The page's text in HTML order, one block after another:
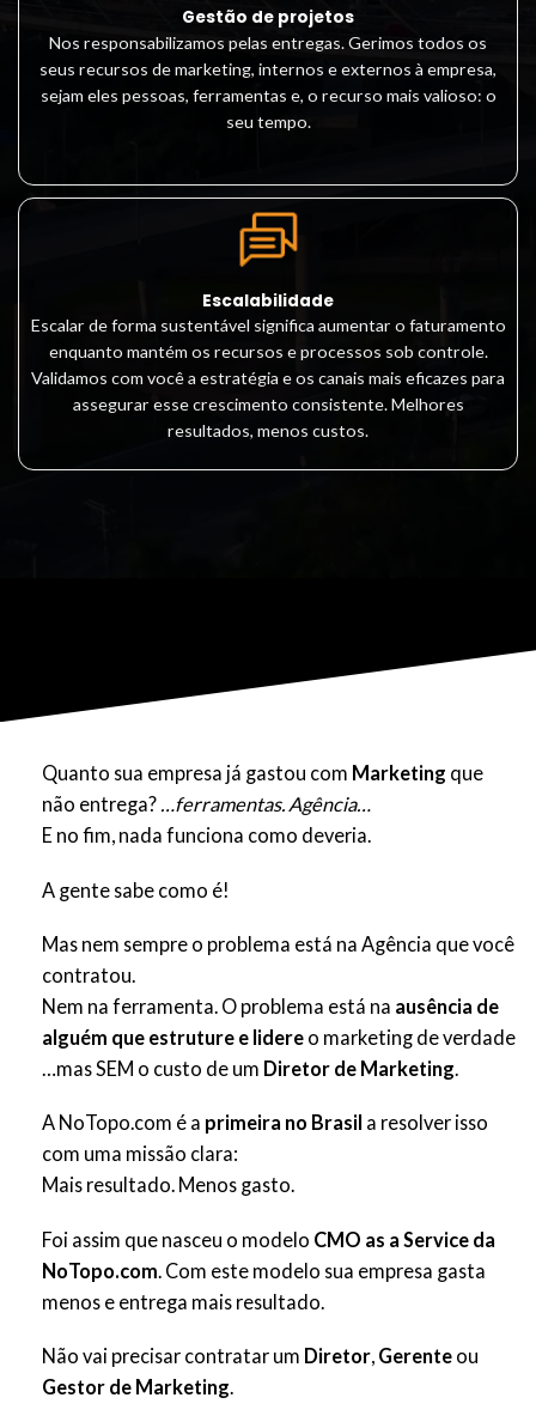
Gestão de projetos
Nos responsabilizamos pelas entregas. Gerimos todos os
seus recursos de marketing, internos e externos à empresa,
sejam eles pessoas, ferramentas e, o recurso mais valioso: o
seu tempo.
Escalabilidade
Escalar de forma sustentável significa aumentar o faturamento
enquanto mantém os recursos e processos sob controle.
Validamos com você a estratégia e os canais mais eficazes para
assegurar esse crescimento consistente. Melhores
resultados, menos custos.
Quanto sua empresa já gastou com Marketing que
não entrega? …ferramentas. Agência…
E no fim, nada funciona como deveria.
A gente sabe como é!
Mas nem sempre o problema está na Agência que você
contratou.
Nem na ferramenta. O problema está na ausência de
alguém que estruture e lidere o marketing de verdade
…mas SEM o custo de um Diretor de Marketing.
A NoTopo.com é a primeira no Brasil a resolver isso
com uma missão clara:
Mais resultado. Menos gasto.
Foi assim que nasceu o modelo CMO as a Service da
NoTopo.com . Com este modelo sua empresa gasta
menos e entrega mais resultado.
Não vai precisar contratar um Diretor, Gerente ou
Gestor de Marketing.